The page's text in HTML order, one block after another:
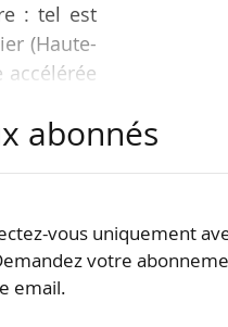
: tel est
(Haute-
accélérée
les
abonnés
vous uniquement
votre
email.